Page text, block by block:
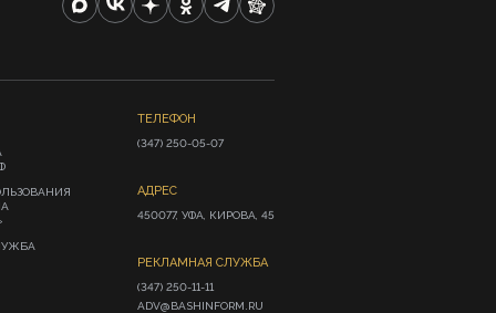
ТЕЛЕФОН
(347) 250-05-07
АДРЕС
450077, УФА, КИРОВА, 45
РЕКЛАМНАЯ СЛУЖБА
(347) 250-11-11
ADV@BASHINFORM.RU